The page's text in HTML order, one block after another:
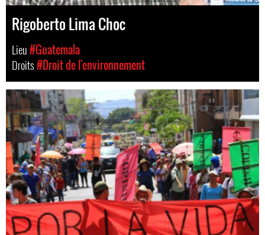
Rigoberto Lima Choc
Lieu#Guatemala
Droits#Droit de l'environnement